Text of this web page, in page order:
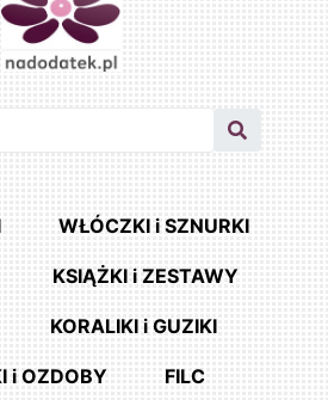
WŁÓCZKI i SZNURKI
KSIĄŻKI i ZESTAWY
KORALIKI i GUZIKI
i OZDOBY FILC